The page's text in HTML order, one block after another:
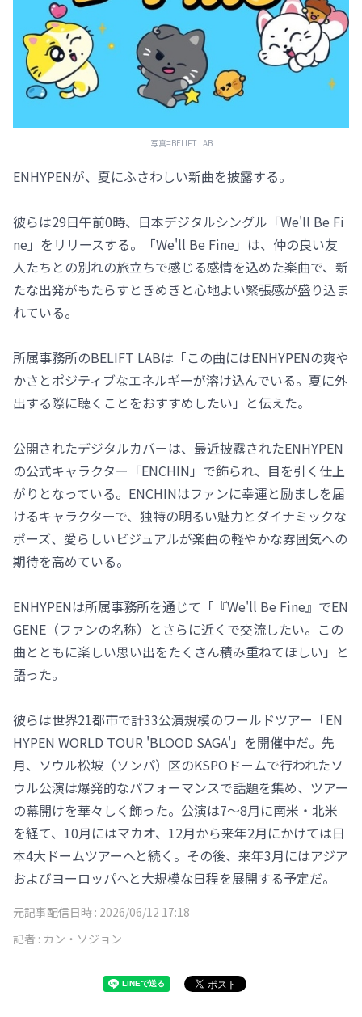
写真=BELIFT LAB
ENHYPENが、夏にふさわしい新曲を披露する。
彼らは29日午前0時、日本デジタルシングル「We'll Be Fi
ne」をリリースする。「We'll Be Fine」は、仲の良い友
人たちとの別れの旅立ちで感じる感情を込めた楽曲で、新
たな出発がもたらすときめきと心地よい緊張感が盛り込ま
れている。
所属事務所のBELIFT LABは「この曲にはENHYPENの爽や
かさとポジティブなエネルギーが溶け込んでいる。夏に外
出する際に聴くことをおすすめしたい」と伝えた。
公開されたデジタルカバーは、最近披露されたENHYPEN
の公式キャラクター「ENCHIN」で飾られ、目を引く仕上
がりとなっている。ENCHINはファンに幸運と励ましを届
けるキャラクターで、独特の明るい魅力とダイナミックな
ポーズ、愛らしいビジュアルが楽曲の軽やかな雰囲気への
期待を高めている。
ENHYPENは所属事務所を通じて「『We'll Be Fine』でEN
GENE（ファンの名称）とさらに近くで交流したい。この
曲とともに楽しい思い出をたくさん積み重ねてほしい」と
語った。
彼らは世界21都市で計33公演規模のワールドツアー「EN
HYPEN WORLD TOUR 'BLOOD SAGA'」を開催中だ。先
月、ソウル松坡（ソンパ）区のKSPOドームで行われたソ
ウル公演は爆発的なパフォーマンスで話題を集め、ツアー
の幕開けを華々しく飾った。公演は7～8月に南米・北米
を経て、10月にはマカオ、12月から来年2月にかけては日
本4大ドームツアーへと続く。その後、来年3月にはアジア
およびヨーロッパへと大規模な日程を展開する予定だ。
元記事配信日時 : 2026/06/12 17:18
記者 : カン・ソジョン